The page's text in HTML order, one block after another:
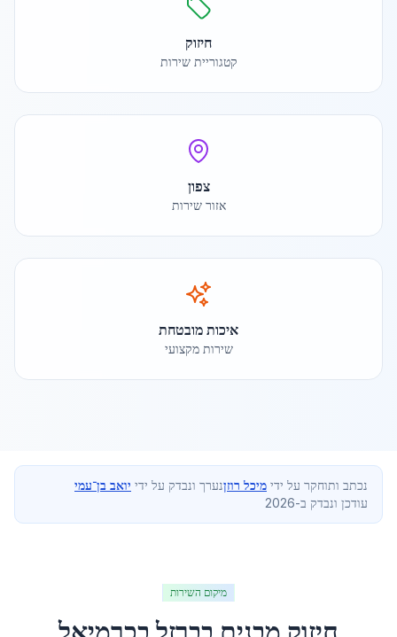
חיזוק
קטגוריית שירות
צפון
אזור שירות
איכות מובטחת
שירות מקצועי
נכתב ותוחקר על ידי מיכל רוזןנערך ונבדק על ידי יואב בן־עמי
עודכן ונבדק ב-2026
מיקום השירות